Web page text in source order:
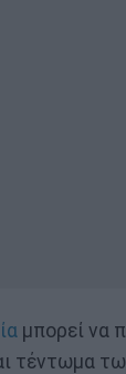
μπορεί να
τέντωμα